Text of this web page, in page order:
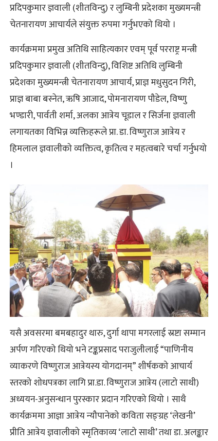
प्रदिपकुमार ज्ञवाली (शीतविन्दु) र लुम्बिनी प्रदेशका मुख्यमन्त्री
चेतनारायण आचार्यले संयुक्त रुपमा गर्नुभएको थियो ।
कार्यक्रममा प्रमुख अतिथि साहित्यकार एवम् पूर्व परराष्ट्र मन्त्री
प्रदिपकुमार ज्ञवाली (शीतविन्दु), विशिष्ट अतिथि लुम्बिनी
प्रदेशका मुख्यमन्त्री चेतनारायण आचार्य, प्राज्ञ मधुसुदन गिरी,
प्राज्ञ बाबा बस्नेत, ऋषि आजाद, पोमनारायण पौडेल, विष्णु
भण्डारी, पार्वती शर्मा, अलका आत्रेय चूडाल र सिर्जना ज्ञवाली
लगायतका विभिन्न व्यक्तिहरूले प्रा. डा. विष्णुराज आत्रेय र
हिमलाल ज्ञवालीको व्यक्तित्व, कृतित्व र महत्वबारे चर्चा गर्नुभयो
।
यसै अवसरमा बमबहादुर थारु, दुर्गा थापा मगरलाई स्रष्टा सम्मान
अर्पण गरिएको थियो भने टङ्कप्रसाद पराजुलीलाई “पाणिनीय
व्याकरणे विष्णुराज आत्रेयस्य योगदानम्” शीर्षकको आचार्य
स्तरको शोधपत्रका लागि प्रा.डा. विष्णुराज आत्रेय (लाटो साथी)
अध्ययन-अनुसन्धान पुरस्कार प्रदान गरिएको थियो । साथै
कार्यक्रममा आज्ञा आत्रेय न्यौपानेको कविता सङ्ग्रह ‘लेखनी’
प्रीति आत्रेय ज्ञवालीको स्मृतिकाव्य ‘लाटो साथी’ तथा डा. अलङ्कार